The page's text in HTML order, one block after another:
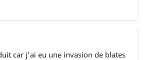
car j'ai eu une invasion de blates